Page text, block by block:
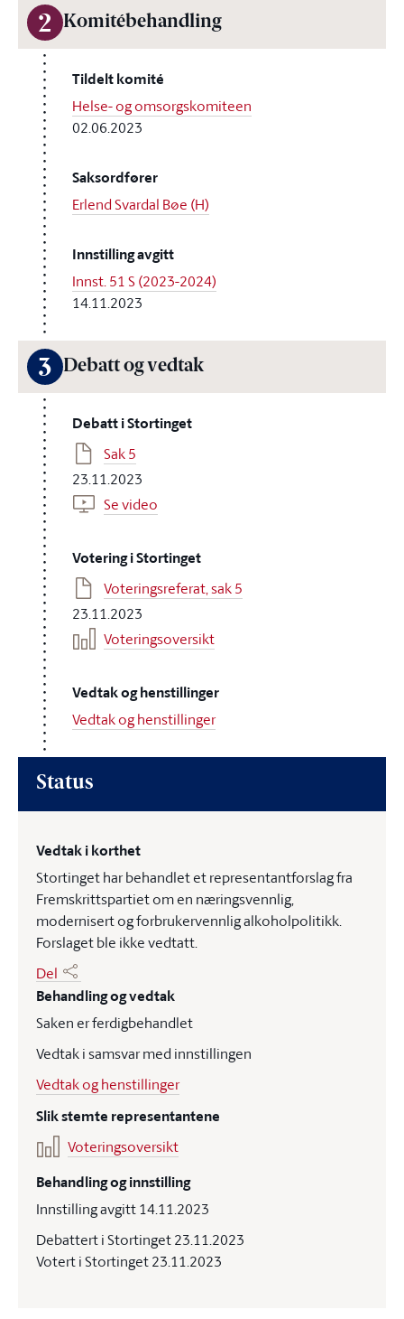
2 Komitébehandling
Tildelt komité
Helse- og omsorgskomiteen
02.06.2023
Saksordfører
Erlend Svardal Bøe (H)
Innstilling avgitt
Innst. 51 S (2023-2024)
14.11.2023
3 Debatt og vedtak
Debatt i Stortinget
Sak 5
23.11.2023
Se video
Votering i Stortinget
Voteringsreferat, sak 5
23.11.2023
Voteringsoversikt
Vedtak og henstillinger
Vedtak og henstillinger
Status
Vedtak i korthet
Stortinget har behandlet et representantforslag fra
Fremskrittspartiet om en næringsvennlig,
modernisert og forbrukervennlig alkoholpolitikk.
Forslaget ble ikke vedtatt.
Del
Behandling og vedtak
Saken er ferdigbehandlet
Vedtak i samsvar med innstillingen
Vedtak og henstillinger
Slik stemte representantene
Voteringsoversikt
Behandling og innstilling
Innstilling avgitt 14.11.2023
Debattert i Stortinget 23.11.2023
Votert i Stortinget 23.11.2023